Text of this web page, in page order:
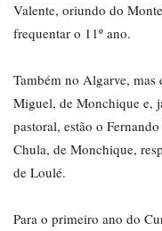
Valente, oriundo do
frequentar o 11º ano.
Também no Algarve, mas
Miguel, de Monchique e,
pastoral, estão o
Chula, de Monchique,
de Loulé.
Para o primeiro ano do